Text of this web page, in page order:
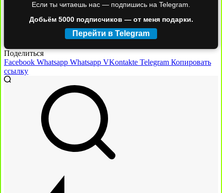
Если ты читаешь нас — подпишись на Telegram.
Добьём 5000 подписчиков — от меня подарки.
Перейти в Telegram
Поделиться
Facebook Whatsapp Whatsapp VKontakte Telegram Копировать
ссылку